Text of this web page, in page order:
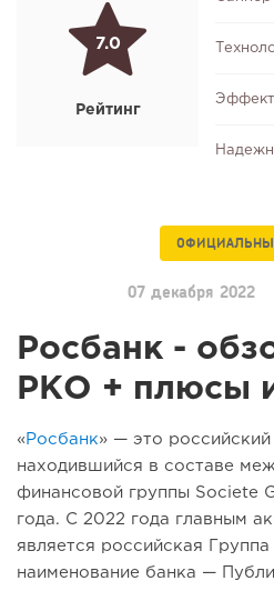
7.0
Рейтинг
07 декабря 2022
Росбанк -
РКО + плюсы
« Росбанк» — это
находившийся в составе
финансовой группы Societe
года. С 2022 года главным
является российская
наименование банка —